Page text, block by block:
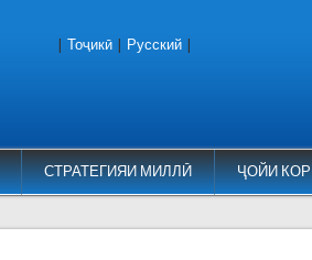
СТРАТЕГИЯИ МИЛЛӢ ҶОЙИ
Тоҷикӣ Русский